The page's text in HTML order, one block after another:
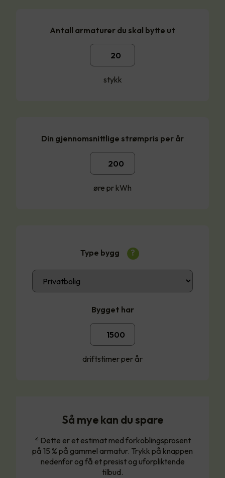
Antall armaturer du skal bytte ut
stykk
Din gjennomsnittlige strømpris per år
øre pr kWh
Type bygg ?
Bygget har
driftstimer per år
Så mye kan du spare
* Dette er et estimat med forkoblingsprosent
på 15 % på gammel armatur. Trykk på knappen
nedenfor og få et presist og uforpliktende
tilbud.